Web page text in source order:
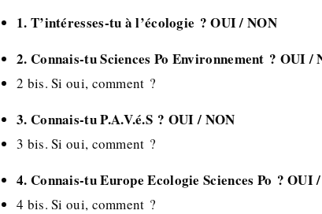
1. T’intéresses-tu à l’écologie ? OUI / NON
2. Connais-tu Sciences Po Environnement ? OUI /
2 bis. Si oui, comment ?
3. Connais-tu P.A.V.é.S ? OUI / NON
3 bis. Si oui, comment ?
4. Connais-tu Europe Ecologie Sciences Po ? OUI
4 bis. Si oui, comment ?